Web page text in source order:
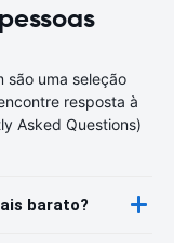
são uma seleção
resposta à
Asked Questions)
barato?